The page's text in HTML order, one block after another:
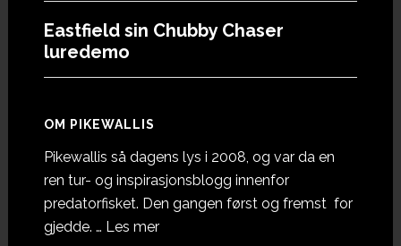
Eastfield sin Chubby Chaser
luredemo
OM PIKEWALLIS
Pikewallis så dagens lys i 2008, og var da en
ren tur- og inspirasjonsblogg innenfor
predatorfisket. Den gangen først og fremst for
gjedde. … Les meromOm